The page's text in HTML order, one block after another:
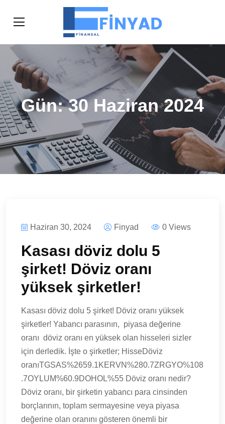
Gün:30 Haziran 2024
Haziran 30, 2024 Finyad 0 Views
Kasası döviz dolu 5
şirket! Döviz oranı
yüksek şirketler!
Kasası döviz dolu 5 şirket! Döviz oranı yüksek
şirketler! Yabancı parasının, piyasa değerine
oranı döviz oranı en yüksek olan hisseleri sizler
için derledik. İşte o şirketler; HisseDöviz
oranıTGSAS%2659.1KERVN%280.7ZRGYO%108
.7OYLUM%60.9DOHOL%55 Döviz oranı nedir?
Döviz oranı, bir şirketin yabancı para cinsinden
borçlarının, toplam sermayesine veya piyasa
değerine olan oranını gösteren önemli bir